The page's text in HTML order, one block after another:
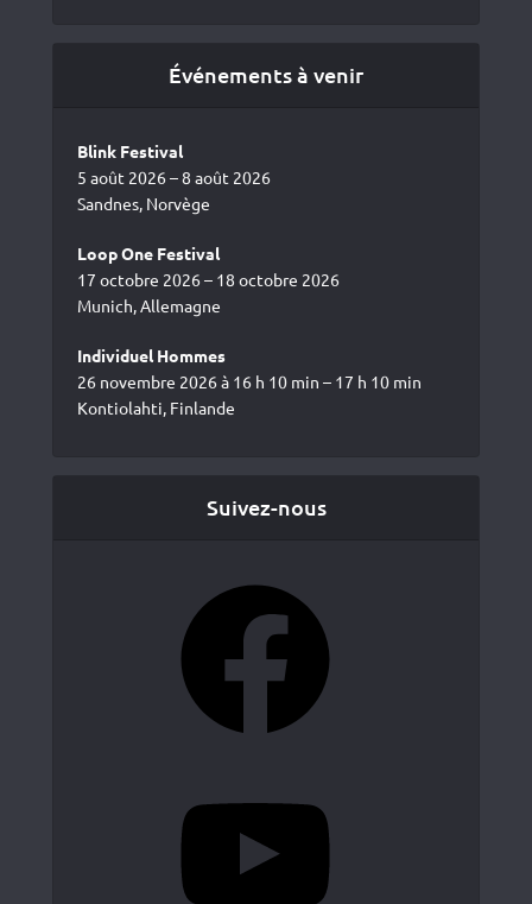
Événements à venir
Blink Festival
5 août 2026 – 8 août 2026
Sandnes, Norvège
Loop One Festival
17 octobre 2026 – 18 octobre 2026
Munich, Allemagne
Individuel Hommes
26 novembre 2026 à 16 h 10 min – 17 h 10 min
Kontiolahti, Finlande
Suivez-nous